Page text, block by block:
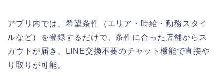
アプリ内では、希望条件（エリア・時給・勤務スタイ
ルなど）を登録するだけで、条件に合った店舗からス
カウトが届き、LINE交換不要のチャット機能で直接や
り取りが可能。